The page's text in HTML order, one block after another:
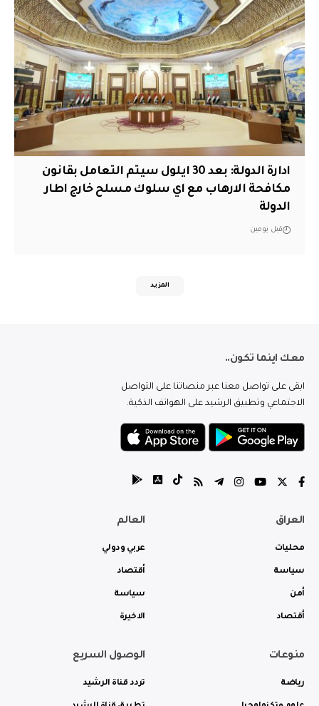
ادارة الدولة: بعد 30 ايلول سيتم التعامل بقانون
مكافحة الارهاب مع اي سلوك مسلح خارج اطار
الدولة
قبل يومين
المزيد
معك اينما تكون..
ابقى على تواصل معنا عبر منصاتنا على التواصل
الاجتماعي وتطبيق الرشيد على الهواتف الذكية.
العراق
محليات
سياسة
أمن
أقتصاد
العالم
عربي ودولي
أقتصاد
سياسة
الاخيرة
منوعات
رياضة
الوصول السريع
تردد قناة الرشيد